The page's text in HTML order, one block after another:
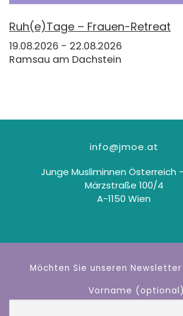
Ruh(e)Tage – Frauen-Retreat
19.08.2026 - 22.08.2026
Ramsau am Dachstein
info@jmoe.at
Junge Musliminnen Österreich
Märzstraße 100/4
A-1150 Wien
Möchten Sie unseren
Vorname (optional)